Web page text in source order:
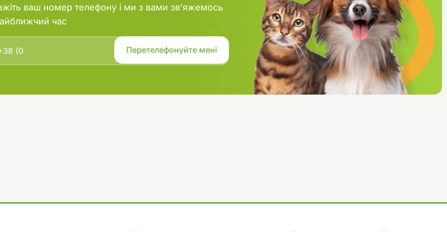
ваш номер телефону і ми з вами зв’яжемось
час